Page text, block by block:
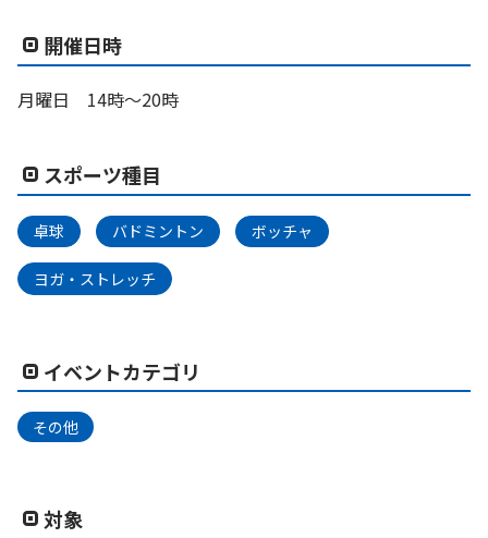
開催日時
月曜日 14時～20時
スポーツ種目
卓球 バドミントン ボッチャ
ヨガ・ストレッチ
イベントカテゴリ
その他
対象